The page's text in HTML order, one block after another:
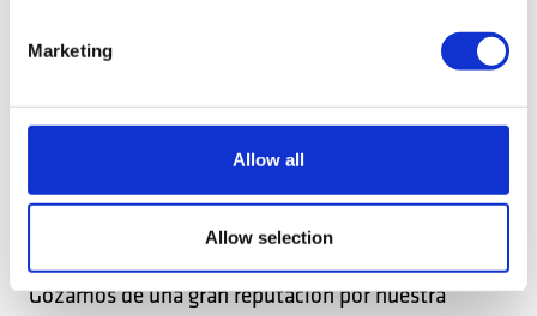
Marketing
Allow all
Allow selection
¿POR QUÉ DEBERÍA
TRABAJAR CON
NOSOTROS?
Gozamos de una gran reputación por nuestra